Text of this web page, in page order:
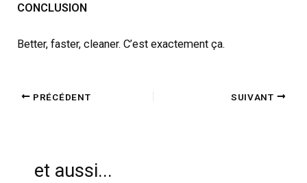
CONCLUSION
Better, faster, cleaner. C’est exactement ça.
PRÉCÉDENT SUIVANT
et aussi...